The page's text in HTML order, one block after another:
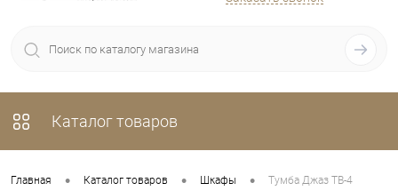
Каталог товаров
Главная • Каталог товаров • Шкафы • Тумба Джаз ТВ-4